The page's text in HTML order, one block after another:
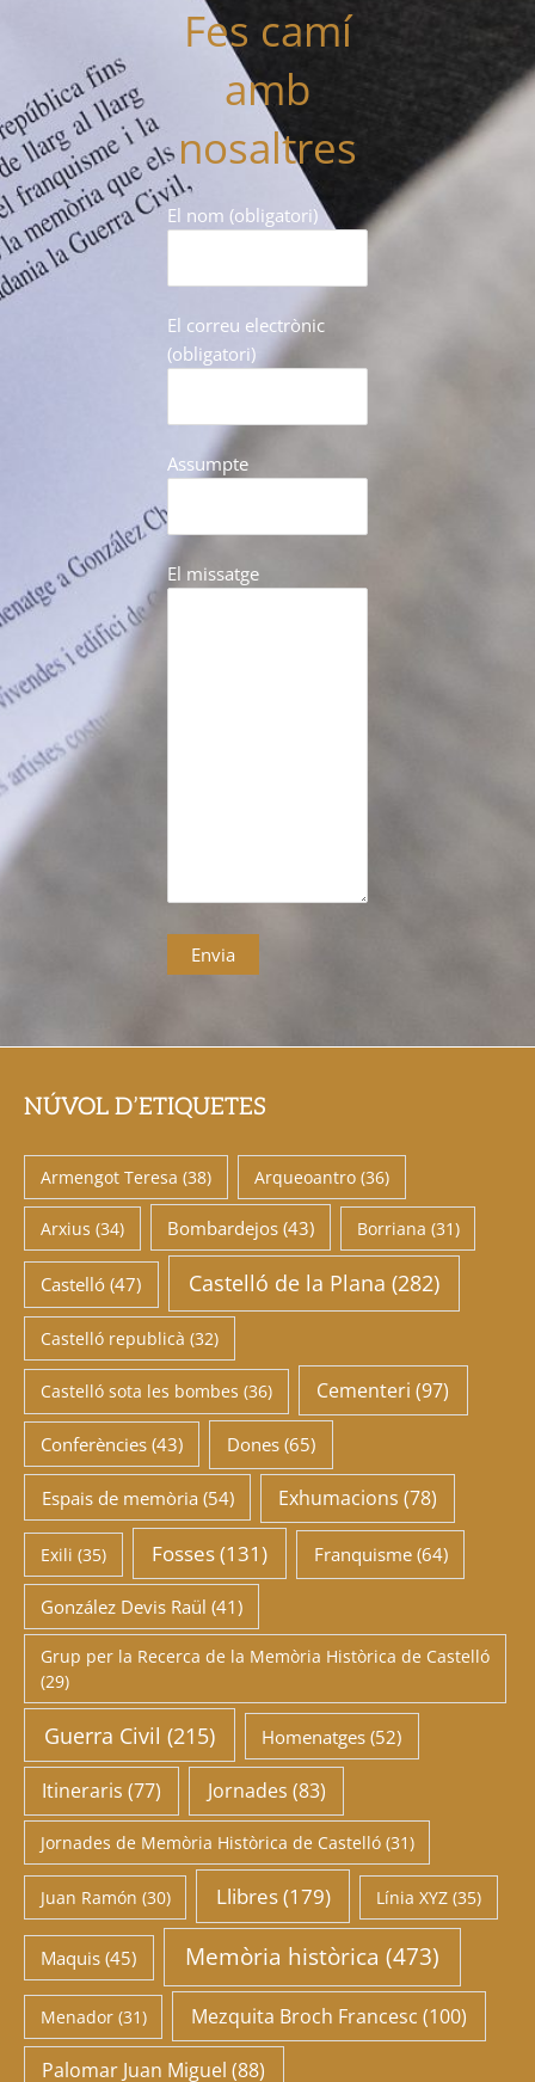
Fes camí
amb
nosaltres
El nom (obligatori)
El correu electrònic
(obligatori)
Assumpte
El missatge
NÚVOL D’ETIQUETES
Armengot Teresa (38) Arqueoantro(36)
Arxius (34) Bombardejos(43) Borriana (31)
Castelló (47) Castelló de la Plana (282)
Castelló republicà (32)
Castelló sota les bombes (36) Cementeri (97)
Conferències (43) Dones(65)
Espais de memòria (54) Exhumacions (78)
Exili (35) Fosses(131) Franquisme(64)
González Devis Raül (41)
Grup per la Recerca de la Memòria Històrica de Castelló
(29)
Guerra Civil (215) Homenatges (52)
Itineraris (77) Jornades (83)
Jornades de Memòria Històrica de Castelló(31)
Juan Ramón (30) Llibres(179) Línia XYZ (35)
Maquis (45) Memòria històrica (473)
Menador(31) Mezquita Broch Francesc (100)
Palomar Juan Miguel (88)